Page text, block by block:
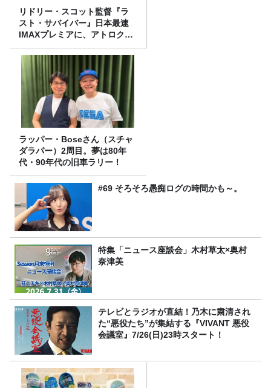
リドリー・スコット監督『ラ
スト・サバイバー』日本最速
IMAXプレミアに、アトロクリ
スナー60名をご招待！
ラッパー・Boseさん（スチャ
ダラパー）2周目。夢は80年
代・90年代の旧車ラリー！
#69 そろそろ愚痴ログの時間かも～。
特集「ニュース座談会」木村草太×奥村
奈津美
テレビとラジオが直結！乃木に粛清され
た“悪役たち”が集結する『VIVANT 悪役
会議室』7/26(日)23時スタート！